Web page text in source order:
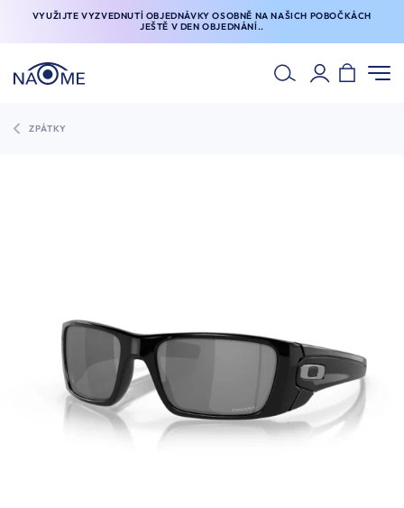
VYUŽIJTE VYZVEDNUTÍ OBJEDNÁVKY OSOBNĚ NA NAŠICH POBOČKÁCH
JEŠTĚ V DEN OBJEDNÁNÍ..
ZPÁTKY